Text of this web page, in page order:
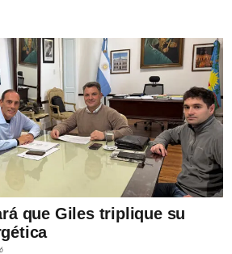
que Giles triplique su